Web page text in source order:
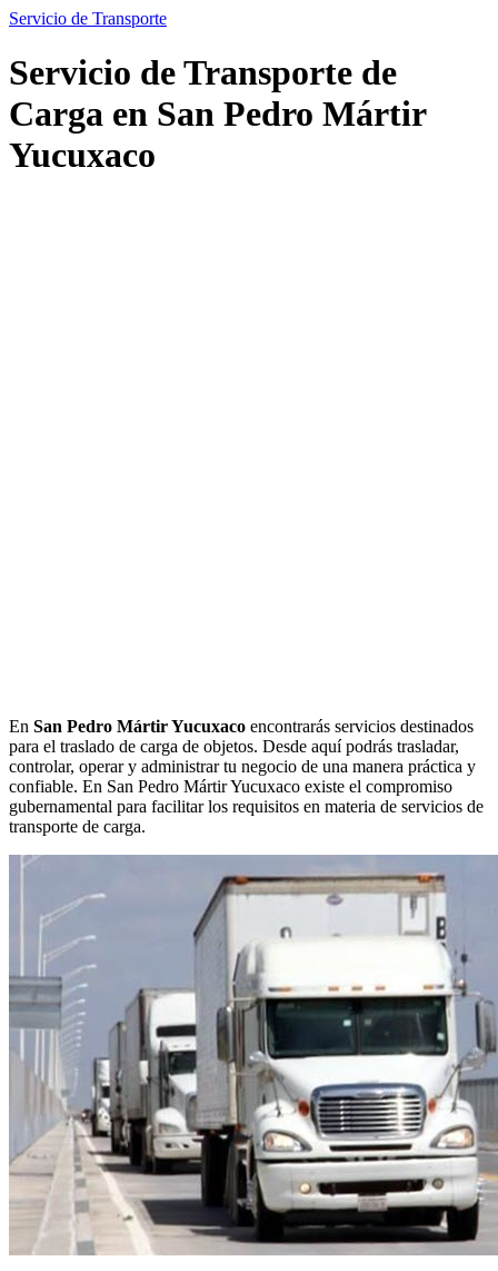
Servicio de Transporte
Servicio de Transporte de
Carga en San Pedro Mártir
Yucuxaco
En San Pedro Mártir Yucuxaco encontrarás servicios destinados
para el traslado de carga de objetos. Desde aquí podrás trasladar,
controlar, operar y administrar tu negocio de una manera práctica y
confiable. En San Pedro Mártir Yucuxaco existe el compromiso
gubernamental para facilitar los requisitos en materia de servicios de
transporte de carga.